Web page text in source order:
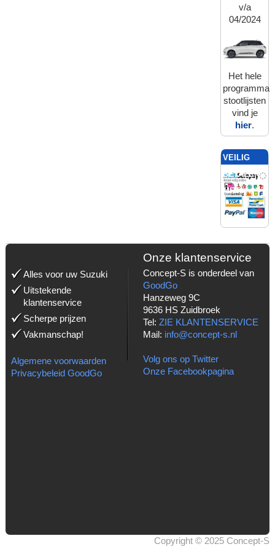
v/a
04/2024
Het hele
programma
stootlijsten
vind je
hier.
VEILIG
BETALEN
MET:
Alles voor uw Suzuki
Uitstekende
klantenservice
Scherpe prijzen
Vakmanschap!
Algemene voorwaarden
Privacybeleid GoodGo
Onze klantenservice
Concept-S is onderdeel van
GoodGo
Hanzeweg 9C
9636 HS Zuidbroek
Tel: ZIE KLANTENSERVICE
Mail: info@concept-s.nl
Volg ons op Twitter
Onze Facebookpagina
Copyright © 2025 Concept-S